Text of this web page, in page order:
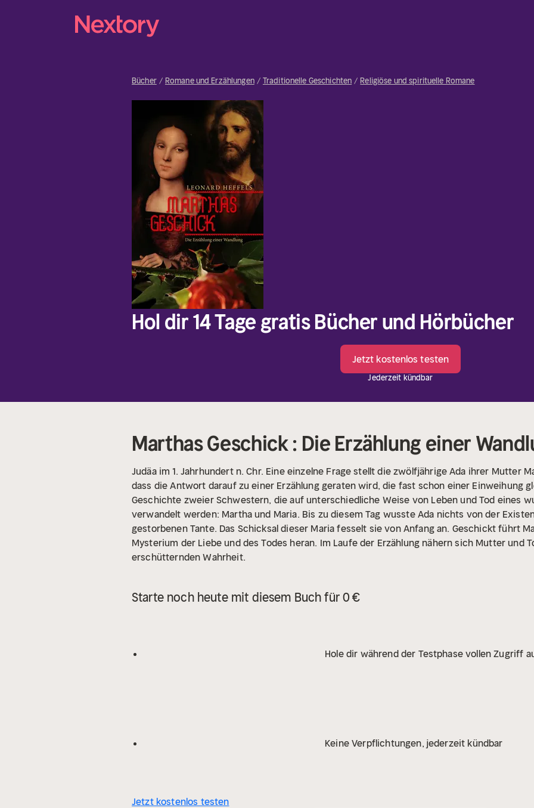
Bücher Romane und Erzählungen Traditionelle Geschichten Religiöse und spirituelle Romane
Hol dir 14 Tage gratis Bücher und Hörbücher
Jetzt kostenlos testen
Jederzeit kündbar
Marthas Geschick : Die Erzählung einer
Judäa im 1. Jahrhundert n. Chr. Eine einzelne Frage stellt die zwölfjährige Ada ihrer Mutter
dass die Antwort darauf zu einer Erzählung geraten wird, die fast schon einer Einweihung
Geschichte zweier Schwestern, die auf unterschiedliche Weise von Leben und Tod eines
verwandelt werden: Martha und Maria. Bis zu diesem Tag wusste Ada nichts von der
gestorbenen Tante. Das Schicksal dieser Maria fesselt sie von Anfang an. Geschickt führt
Mysterium der Liebe und des Todes heran. Im Laufe der Erzählung nähern sich Mutter und
erschütternden Wahrheit.
Starte noch heute mit diesem Buch für 0 €
Hole dir während der Testphase vollen Zugriff
Keine Verpflichtungen, jederzeit kündbar
Jetzt kostenlos testen